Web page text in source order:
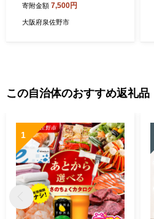
寄附金額 7,500円
大阪府泉佐野市
この自治体のおすすめ返礼品
1